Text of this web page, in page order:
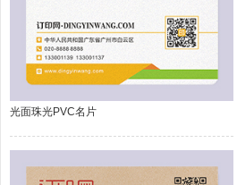
光面珠光PVC名片